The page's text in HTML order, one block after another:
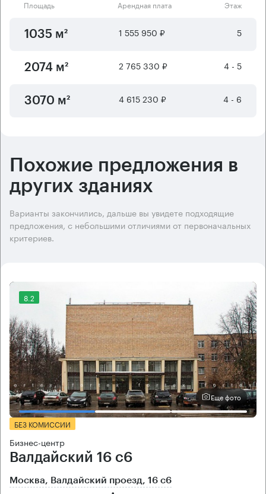
Площадь Арендная плата Этаж
1035 м² 1 555 950 ₽ 5
2074 м² 2 765 330 ₽ 4 - 5
3070 м² 4 615 230 ₽ 4 - 6
Похожие предложения в
других зданиях
Варианты закончились, дальше вы увидете подходящие
предложения, с небольшими отличиями от первоначальных
критериев.
8.2
Еще фото
БЕЗ КОМИССИИ
Бизнес-центр
Валдайский 16 с6
Москва, Валдайский проезд, 16 с6